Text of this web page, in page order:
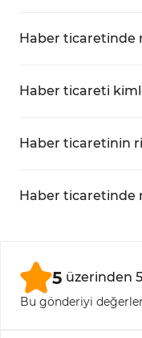
Trend takip
olduğundan forex
Haber ticaretinde
ederek, bir strateji
Haber ticareti
yatırımcılar için
Haber ticaretinin
duygusal baskı.
Haber ticaretinde
5 üzerinden
Bu gönderiyi